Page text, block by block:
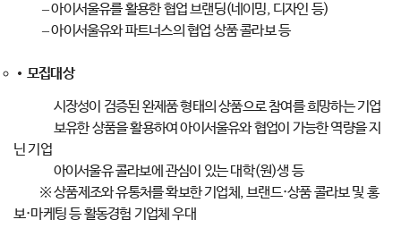
– 아이서울유를 활용한 협업 브랜딩(네이밍, 디자인 등)
– 아이서울유와 파트너스의 협업 상품 콜라보 등
모집대상
시장성이 검증된 완제품 형태의 상품으로 참여를 희망하는 기업
보유한 상품을 활용하여 아이서울유와 협업이 가능한 역량을 지
닌 기업
아이서울유 콜라보에 관심이 있는 대학(원)생 등
※ 상품제조와 유통처를 확보한 기업체, 브랜드·상품 콜라보 및 홍
보·마케팅 등 활동경험 기업체 우대